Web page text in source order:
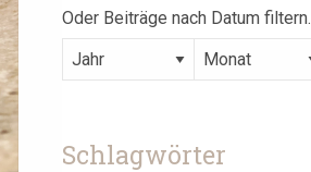
Oder Beiträge nach Datum filtern.
Schlagwörter